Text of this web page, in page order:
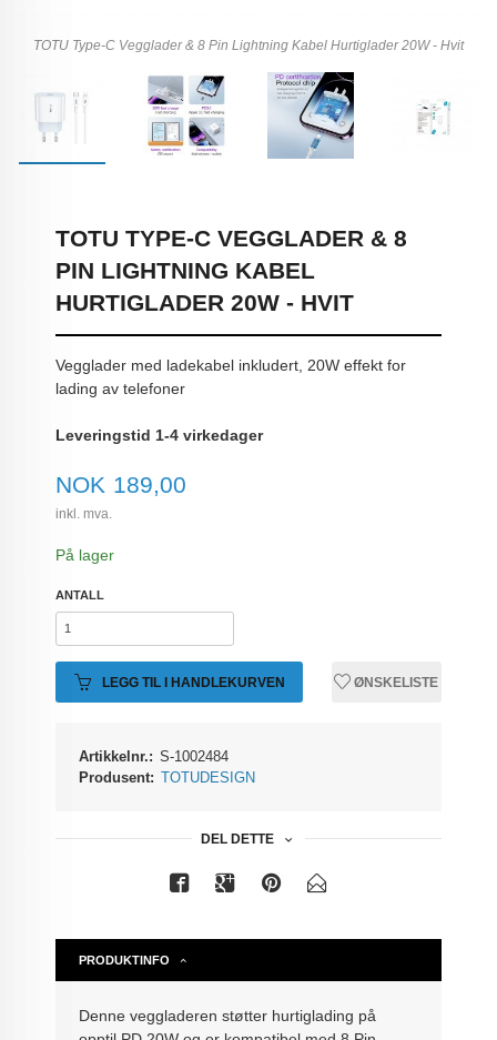
TOTU Type-C Vegglader & 8 Pin Lightning Kabel Hurtiglader 20W - Hvit
TOTU TYPE-C VEGGLADER & 8
PIN LIGHTNING KABEL
HURTIGLADER 20W - HVIT
Vegglader med ladekabel inkludert, 20W effekt for
lading av telefoner
Leveringstid 1-4 virkedager
Pris
NOK 189,00
inkl. mva.
På lager
ANTALL
LEGG TIL I HANDLEKURVEN ØNSKELISTE
Artikkelnr.: S-1002484
Produsent: TOTUDESIGN
DEL DETTE
PRODUKTINFO
Denne veggladeren støtter hurtiglading på